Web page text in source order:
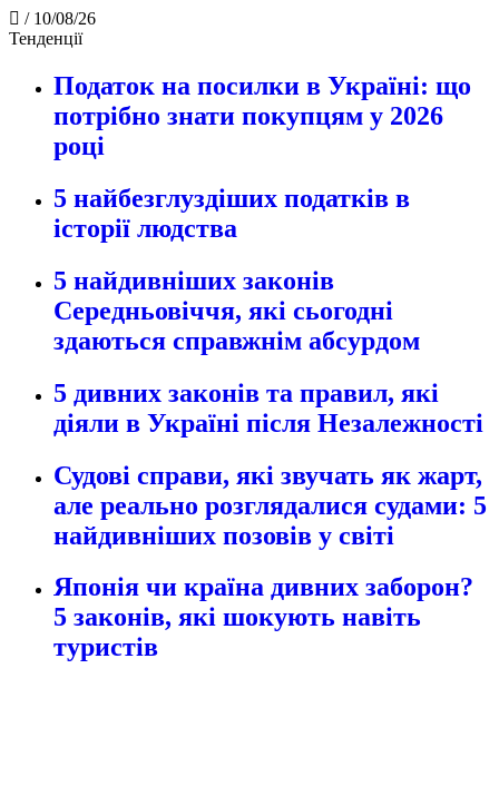
/ 10/08/26
Тенденції
Податок на посилки в Україні: що
потрібно знати покупцям у 2026
році
5 найбезглуздіших податків в
історії людства
5 найдивніших законів
Середньовіччя, які сьогодні
здаються справжнім абсурдом
5 дивних законів та правил, які
діяли в Україні після Незалежності
Судові справи, які звучать як жарт,
але реально розглядалися судами: 5
найдивніших позовів у світі
Японія чи країна дивних заборон?
5 законів, які шокують навіть
туристів